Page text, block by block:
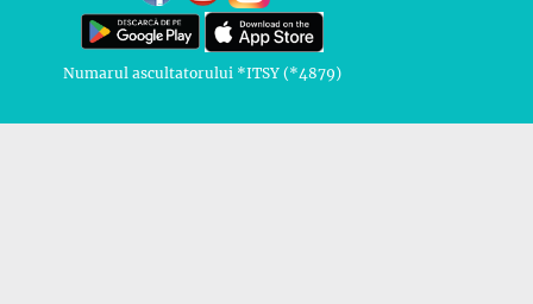
Numarul ascultatorului *ITSY (*4879)